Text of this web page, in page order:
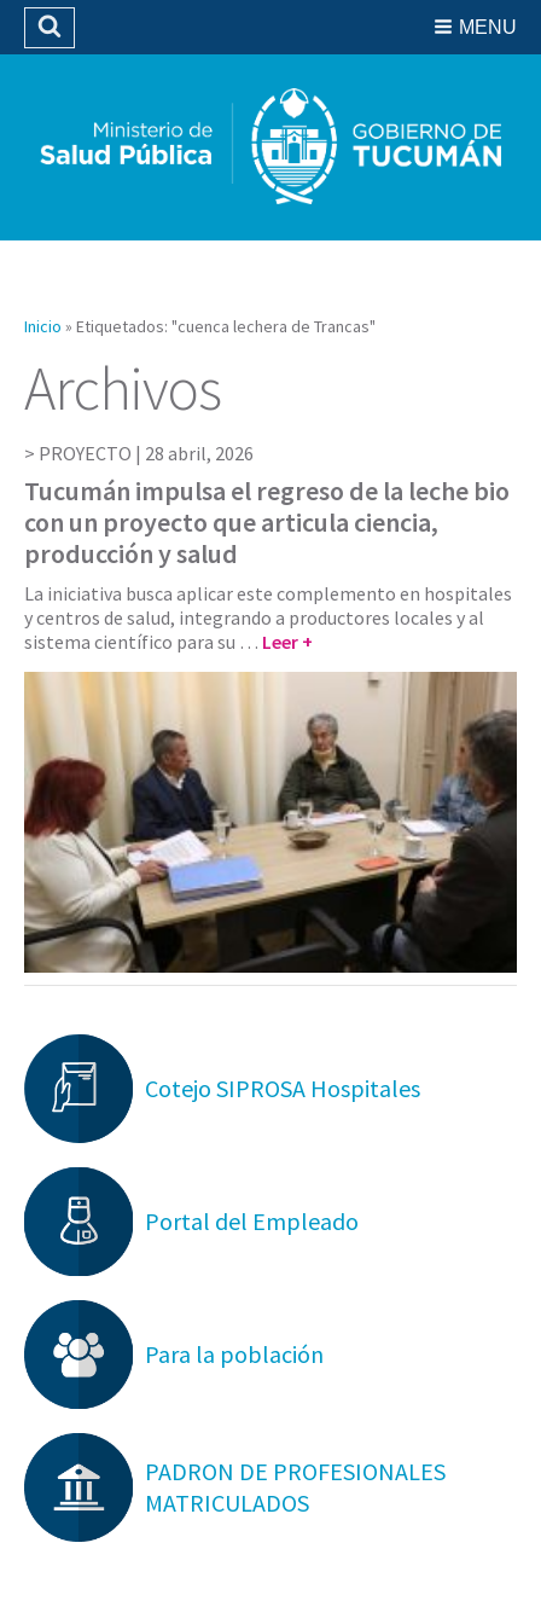
Biblioteca
MENU
Buscar
Inicio » Etiquetados: "cuenca lechera de Trancas"
Archivos
PROYECTO | 28 abril, 2026
Tucumán impulsa el regreso de la leche bio
con un proyecto que articula ciencia,
producción y salud
La iniciativa busca aplicar este complemento en hospitales
y centros de salud, integrando a productores locales y al
sistema científico para su … Leer +
Cotejo SIPROSA Hospitales
Portal del Empleado
Para la población
PADRON DE PROFESIONALES
MATRICULADOS